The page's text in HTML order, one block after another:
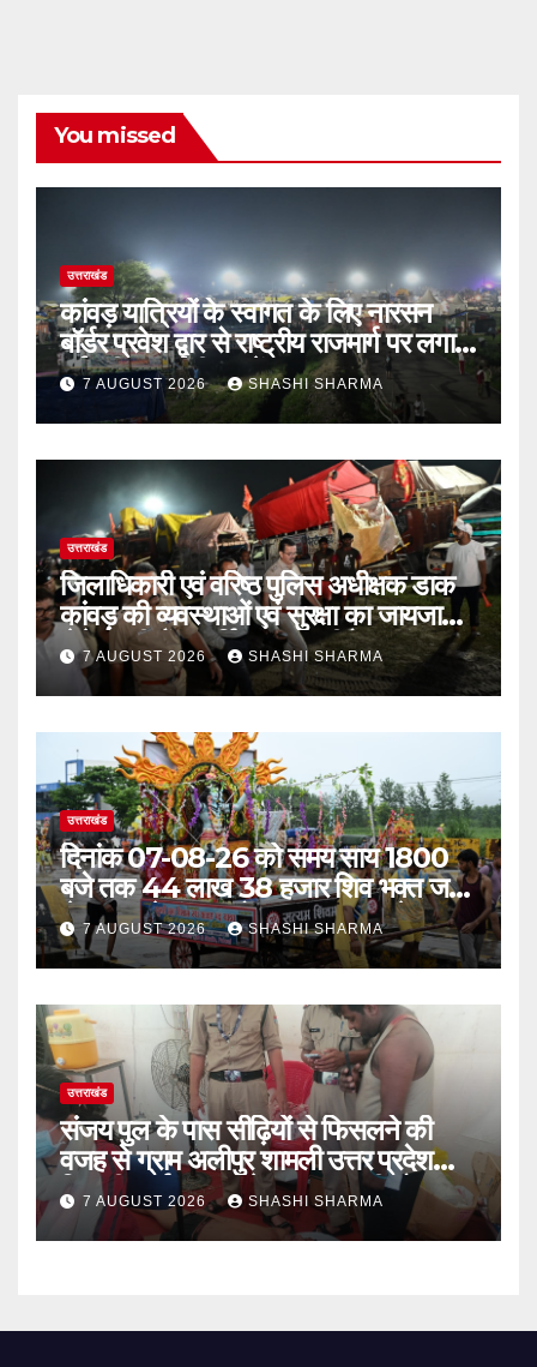
You missed
उत्तराखंड
कांवड़ यात्रियों के स्वागत के लिए नारसन
बॉर्डर प्रवेश द्वार से राष्ट्रीय राजमार्ग पर लगाई
गई रंगीन एलईडी लाइटें
7 AUGUST 2026 SHASHI SHARMA
उत्तराखंड
जिलाधिकारी एवं वरिष्ठ पुलिस अधीक्षक डाक
कांवड़ की व्यवस्थाओं एवं सुरक्षा का जायजा
लेने बैरागी कैंप पार्किंग स्थल जीरो ग्राउंड पर
देर रात्रि पहुंचे
7 AUGUST 2026 SHASHI SHARMA
उत्तराखंड
दिनांक 07-08-26 को समय साय 1800
बजे तक 44 लाख 38 हजार शिव भक्त जल
लेकर अपने गंतव्य को प्रस्थान कर चुके
7 AUGUST 2026 SHASHI SHARMA
उत्तराखंड
संजय पुल के पास सीढ़ियों से फिसलने की
वजह से ग्राम अलीपुर शामली उत्तर प्रदेश
निवासी आर्यन कुमार के सर पर गहरी चोट आ
गई
7 AUGUST 2026 SHASHI SHARMA